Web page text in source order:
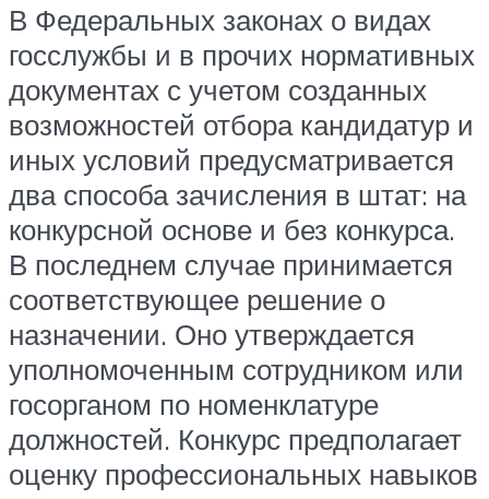
В Федеральных законах о видах
госслужбы и в прочих нормативных
документах с учетом созданных
возможностей отбора кандидатур и
иных условий предусматривается
два способа зачисления в штат: на
конкурсной основе и без конкурса.
В последнем случае принимается
соответствующее решение о
назначении. Оно утверждается
уполномоченным сотрудником или
госорганом по номенклатуре
должностей. Конкурс предполагает
оценку профессиональных навыков